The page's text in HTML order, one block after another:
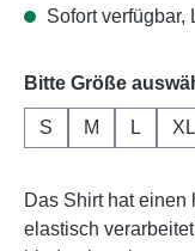
Sofort verfügbar,
Bitte Größe
S M L XL
Das Shirt hat einen
elastisch